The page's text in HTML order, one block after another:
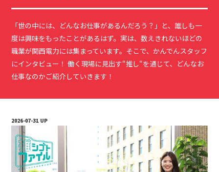
「世の中には、どんなお仕事があるんだろう？」と、誰しも一
度は興味をもったことがあるはず。実は、数えきれないほどの
職業が関西電力には集まっています。そこで、かんでんスタッフ
にインタビュー！ 働く現場に見出す“推し“を通じて、どんなお
仕事なのかご紹介していきます！